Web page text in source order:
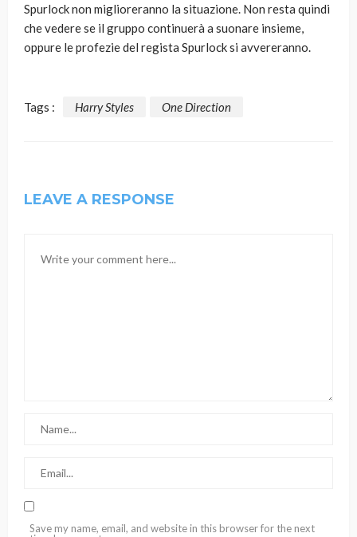
Spurlock non miglioreranno la situazione. Non resta quindi
che vedere se il gruppo continuerà a suonare insieme,
oppure le profezie del regista Spurlock si avvereranno.
Tags : Harry Styles One Direction
LEAVE A RESPONSE
Save my name, email, and website in this browser for the next